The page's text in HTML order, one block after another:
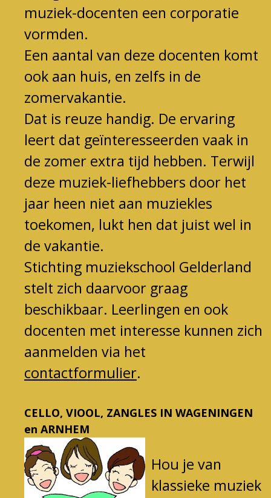
muziek-docenten een corporatie
vormden.
Een aantal van deze docenten komt
ook aan huis, en zelfs in de
zomervakantie.
Dat is reuze handig. De ervaring
leert dat geïnteresseerden vaak in
de zomer extra tijd hebben. Terwijl
deze muziek-liefhebbers door het
jaar heen niet aan muziekles
toekomen, lukt hen dat juist wel in
de vakantie.
Stichting muziekschool Gelderland
stelt zich daarvoor graag
beschikbaar. Leerlingen en ook
docenten met interesse kunnen zich
aanmelden via het
contactformulier.
CELLO, VIOOL, ZANGLES IN WAGENINGEN
en ARNHEM
Hou je van
klassieke muziek